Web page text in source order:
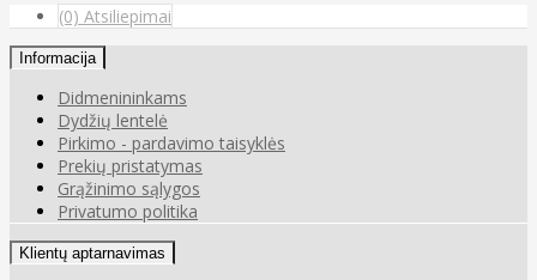
(0) Atsiliepimai
Informacija
Didmenininkams
Dydžių lentelė
Pirkimo - pardavimo taisyklės
Prekių pristatymas
Grąžinimo sąlygos
Privatumo politika
Klientų aptarnavimas